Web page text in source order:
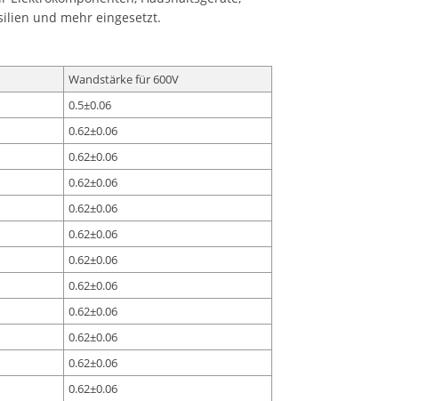
und mehr eingesetzt.
Wandstärke für 600V
0.5±0.06
0.62±0.06
0.62±0.06
0.62±0.06
0.62±0.06
0.62±0.06
0.62±0.06
0.62±0.06
0.62±0.06
0.62±0.06
0.62±0.06
0.62±0.06